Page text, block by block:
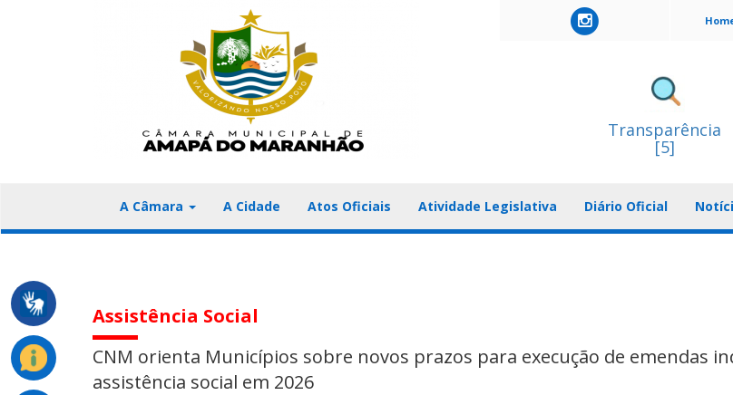
Transparência
[5]
A Câmara A Cidade Atos Oficiais Atividade Legislativa Diário Oficial
Assistência Social
CNM orienta Municípios sobre novos prazos para execução de emendas
assistência social em 2026